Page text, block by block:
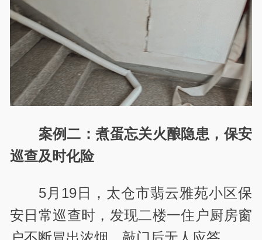
案例二：煮蛋忘关火酿隐患，保安
巡查及时化险
5月19日，太仓市翡云雅苑小区保
安日常巡查时，发现二楼一住户厨房窗